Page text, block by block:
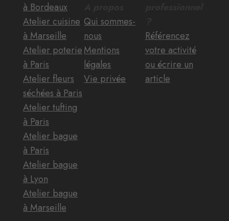
à Bordeaux
Atelier cuisine
à Marseille
Atelier poterie
à Paris
Atelier fleurs
séchées à Paris
Atelier tufting
à Paris
Atelier bague
à Paris
Atelier bague
à Lyon
Atelier bague
à Marseille
Qui sommes-
nous
Mentions
légales
Vie privée
Référencez
votre activité
ou écrire un
article